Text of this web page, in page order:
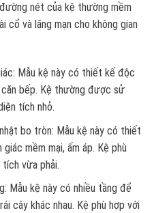
nét của kệ thường mềm
cổ và lãng mạn cho không gian
Mẫu kệ này có thiết kế độc
bếp. Kệ thường được sử
tích nhỏ.
bo tròn: Mẫu kệ này có thiết
mềm mại, ấm áp. Kệ phù
vừa phải.
Mẫu kệ này có nhiều tầng để
cây khác nhau. Kệ phù hợp với